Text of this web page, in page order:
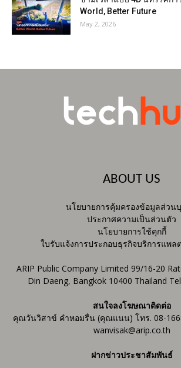
World, Better Future
May 2, 2026
ABOUT US
นโยบายการคุ้มครองข้อมูลส่วน
ประกาศความเป็นส่วนตัว
นโยบายการใช้คุกกี้
ใบรับแจ้งการประกอบธุรกิจบริการแพ
ARIP Public Company Limited 99/16-20
Din Daeng, Bangkok 10400 Thailand
สนใจลงโฆษณาติดต่อ
คุณวันวิสาข์ คำหอมรื่น (คุณแนน) โทร. 08-
wanvisak@arip.co.th
ฝากข่าวประชาสัมพันธ์